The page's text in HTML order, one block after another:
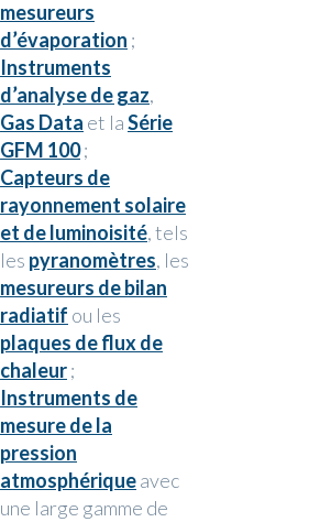
mesureurs
d’évaporation ;
Instruments
d’analyse de gaz,
Gas Data et laSérie
GFM 100;
Capteurs de
rayonnement solaire
et de luminoisité, tels
les pyranomètres, les
mesureurs de bilan
radiatif ou les
plaques de flux de
chaleur;
Instruments de
mesure de la
pression
atmosphériqueavec
une large gamme de